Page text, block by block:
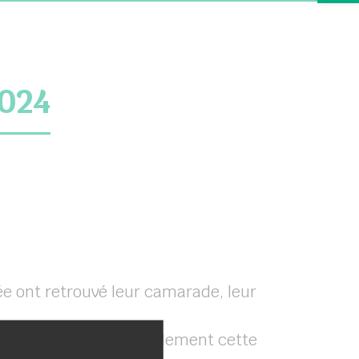
ont retrouvé leur camarade, leur
Nous avons également cette